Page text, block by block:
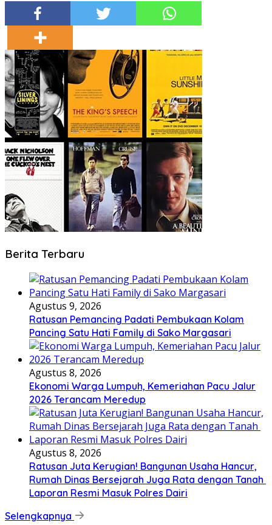
Berita Terbaru
Agustus 9, 2026
Ratusan Pemancing Padati Pembukaan Kolam
Pancing Satu Hati Family di Sako Margasari
Agustus 8, 2026
Ekonomi Warga Lumpuh, Kemeriahan Pacu Jalur
2026 Terancam Meredup
Agustus 8, 2026
Ratusan Juta Kerugian! Bangunan Usaha Hancur,
Rumah Dinas Bersejarah Juga Rata dengan Tanah
Laporan Resmi Masuk Polres Dairi
Selengkapnya